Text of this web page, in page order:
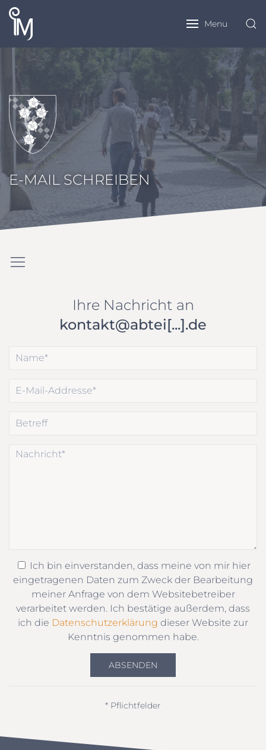
Menu
E-MAIL SCHREIBEN
Ihre Nachricht an
kontakt@abtei[...].de
Ich bin einverstanden, dass meine von mir hier
eingetragenen Daten zum Zweck der Bearbeitung
meiner Anfrage von dem Websitebetreiber
verarbeitet werden. Ich bestätige außerdem, dass
ich die Datenschutzerklärung dieser Website zur
Kenntnis genommen habe.
ABSENDEN
* Pflichtfelder